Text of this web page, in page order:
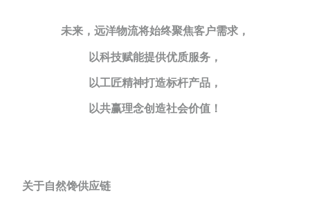
未来，远洋物流将始终聚焦客户需求，
以科技赋能提供优质服务，
以工匠精神打造标杆产品，
以共赢理念创造社会价值！
关于自然馋供应链